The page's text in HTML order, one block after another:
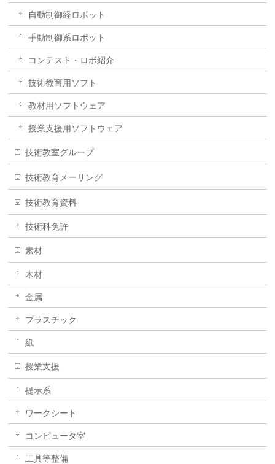
自動制御経ロボット
手動制御系ロボット
コンテスト・ロボ紹介
技術教育用ソフト
教材用ソフトウェア
授業支援用ソフトウェア
技術教室グループ
技術教育メーリング
技術教育資料
技術科免許
素材
木材
金属
プラスチック
紙
授業支援
提示系
ワークシート
コンピュータ室
工具等整備